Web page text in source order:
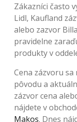
Zákazníci často
Lidl, Kaufland
alebo zazvor
pravidelne
produkty v
Cena zázvoru
pôvodu a
zázvor cena
nájdete v
Makos. Dnes